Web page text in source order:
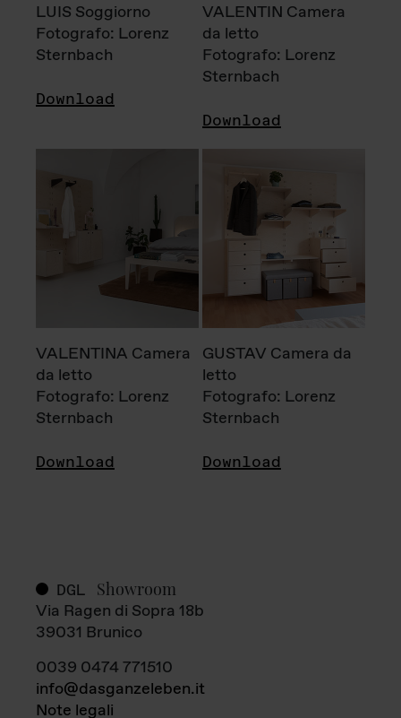
LUIS Soggiorno
Fotografo: Lorenz
Sternbach
Download
VALENTIN Camera
da letto
Fotografo: Lorenz
Sternbach
Download
VALENTINA Camera
da letto
Fotografo: Lorenz
Sternbach
Download
GUSTAV Camera da
letto
Fotografo: Lorenz
Sternbach
Download
DGL Showroom
Via Ragen di Sopra 18b
39031 Brunico
0039 0474 771510
info@dasganzeleben.it
Note legali